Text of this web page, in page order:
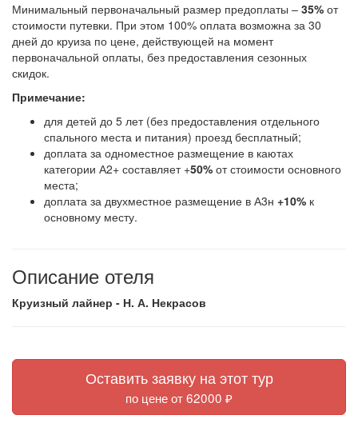
Минимальный первоначальный размер предоплаты – 35% от
стоимости путевки. При этом 100% оплата возможна за 30
дней до круиза по цене, действующей на момент
первоначальной оплаты, без предоставления сезонных
скидок.
Примечание:
для детей до 5 лет (без предоставления отдельного
спального места и питания) проезд бесплатный;
доплата за одноместное размещение в каютах
категории А2+ составляет +50% от стоимости основного
места;
доплата за двухместное размещение в А3н +10% к
основному месту.
Описание отеля
Круизный лайнер - Н. А. Некрасов
Оставить заявку на этот тур
по цене от 62000 ₽